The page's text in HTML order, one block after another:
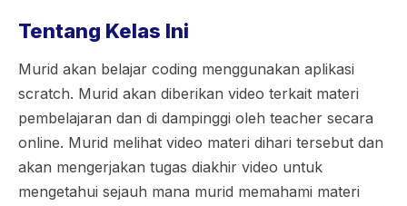
Tentang Kelas Ini
Murid akan belajar coding menggunakan aplikasi
scratch. Murid akan diberikan video terkait materi
pembelajaran dan di dampinggi oleh teacher secara
online. Murid melihat video materi dihari tersebut dan
akan mengerjakan tugas diakhir video untuk
mengetahui sejauh mana murid memahami materi